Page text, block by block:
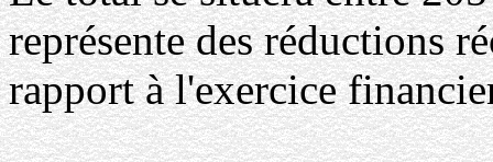
représente des réductions
rapport à l'exercice